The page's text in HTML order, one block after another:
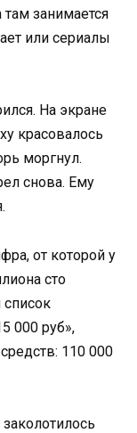
занимается
или сериалы
На экране
красовалось
моргнул.
снова. Ему
от которой у
сто
000 руб»,
110 000